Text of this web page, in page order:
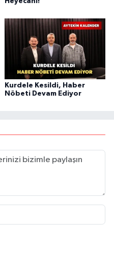
Kurdele Kesildi, Haber
Nöbeti Devam Ediyor